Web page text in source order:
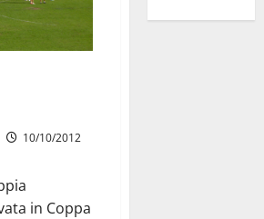
10/10/2012
in Coppa